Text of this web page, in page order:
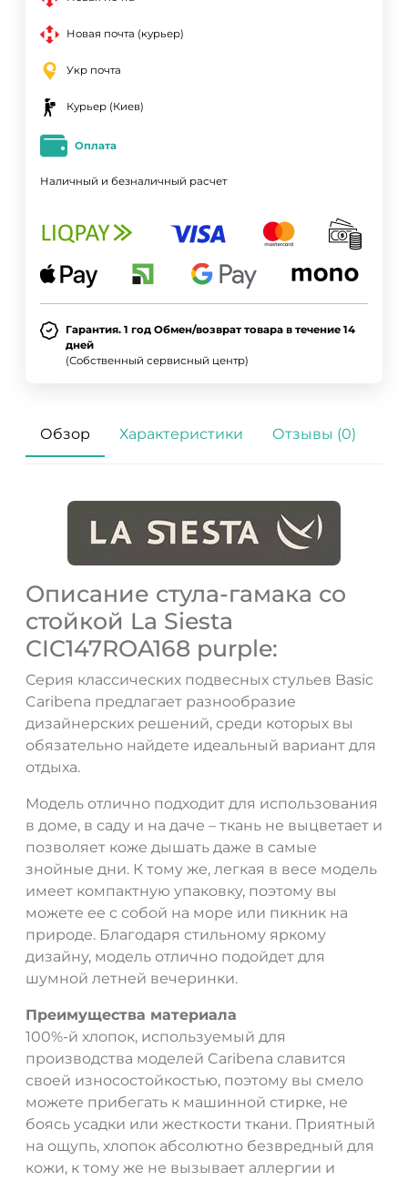
Новая почта (курьер)
Укр почта
Курьер (Киев)
Оплата
Наличный и безналичный расчет
Гарантия. 1 год Обмен/возврат товара в течение 14
дней
(Собственный сервисный центр)
Обзор Характеристики Отзывы (0)
Описание стула-гамака со
стойкой La Siesta
CIC147ROA168 purple:
Серия классических подвесных стульев Basic
Caribena предлагает разнообразие
дизайнерских решений, среди которых вы
обязательно найдете идеальный вариант для
отдыха.
Модель отлично подходит для использования
в доме, в саду и на даче – ткань не выцветает и
позволяет коже дышать даже в самые
знойные дни. К тому же, легкая в весе модель
имеет компактную упаковку, поэтому вы
можете ее с собой на море или пикник на
природе. Благодаря стильному яркому
дизайну, модель отлично подойдет для
шумной летней вечеринки.
Преимущества материала
100%-й хлопок, используемый для
производства моделей Caribena славится
своей износостойкостью, поэтому вы смело
можете прибегать к машинной стирке, не
боясь усадки или жесткости ткани. Приятный
на ощупь, хлопок абсолютно безвредный для
кожи, к тому же не вызывает аллергии и